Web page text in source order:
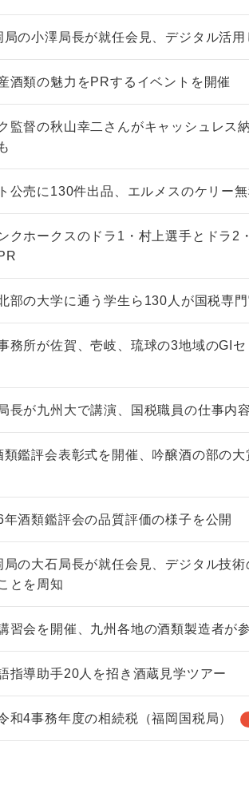
の小澤局長が就任会見、デジタル活
酒類の魅力をPRするイベントを開催
監督の秋山幸二さんがキャッシュレス
公売に130件出品、エルメスのケリー
クホークスのドラ1・村上選手とドラ2
部の大学に通う学生ら130人が国税専
務所が佐賀、壱岐、琉球の3地域のGI
長が九州大で講演、国税職員の仕事内
鑑評会表彰式を開催、吟醸酒の部の
酒類鑑評会の品質評価の様子を公開
の大石局長が就任会見、デジタル技
とを周知
習会を開催、九州各地の酒類製造者が
指導助手20人を招き酒蔵見学ツアー
和4事務年度の相続税（福岡国税局）
非上場株式の評価の
税込4,950円